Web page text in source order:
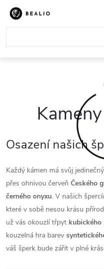
Přejít
obsah
Osazení našich
Každý kámen má svůj
přes ohnivou červeň Českého
černého onyxu. V našich
které v sobě nesou krásu
už vás okouzlí třpyt kubického
kouzelná hra barev
váš šperk bude zářit v plné